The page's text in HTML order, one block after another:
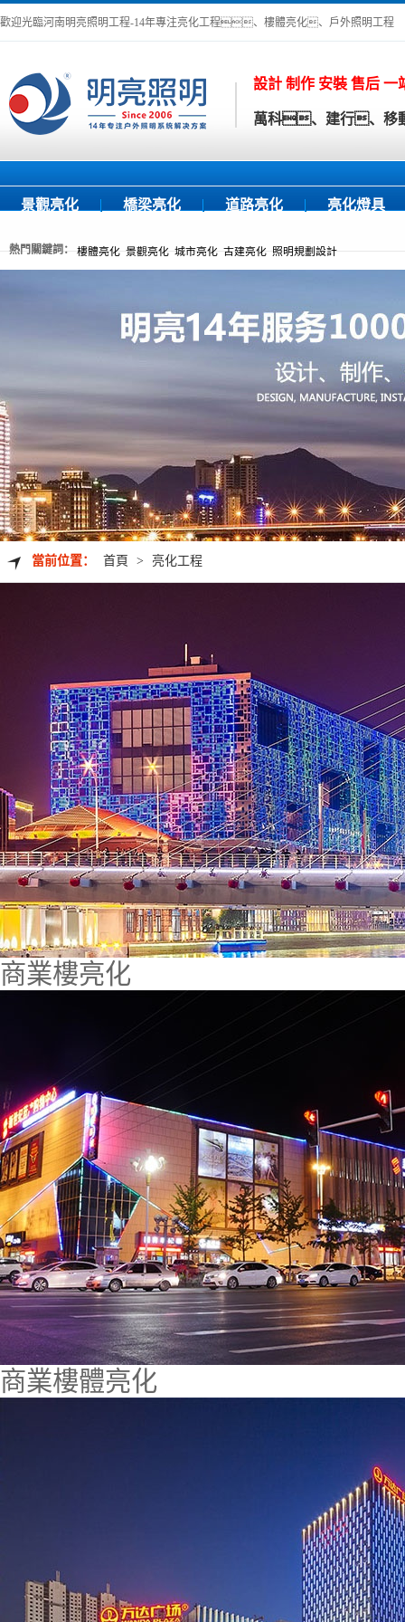
歡迎光臨河南明亮照明工程-14年專注亮化工程、樓體亮化、戶外照明工程
設計 制作 安裝 售后 一
萬科、建行、移
景觀亮化 橋梁亮化 道路亮化 亮化燈具
熱門關鍵詞：
當前位置： 首頁 > 亮化工程
商業樓亮化
商業樓體亮化